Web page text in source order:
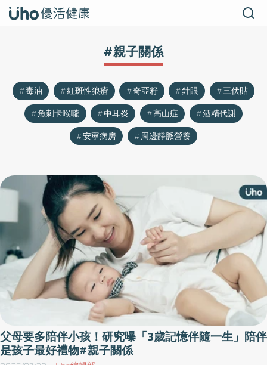
#親子關係
毒油 紅斑性狼瘡 奇亞籽 針眼
三伏貼
魚刺卡喉嚨
中耳炎 高山症
酒精代謝
安寧病房
周邊靜脈營養
父母要多陪伴小孩！研究曝「3歲記憶伴隨一生」陪伴
是孩子最好禮物#親子關係